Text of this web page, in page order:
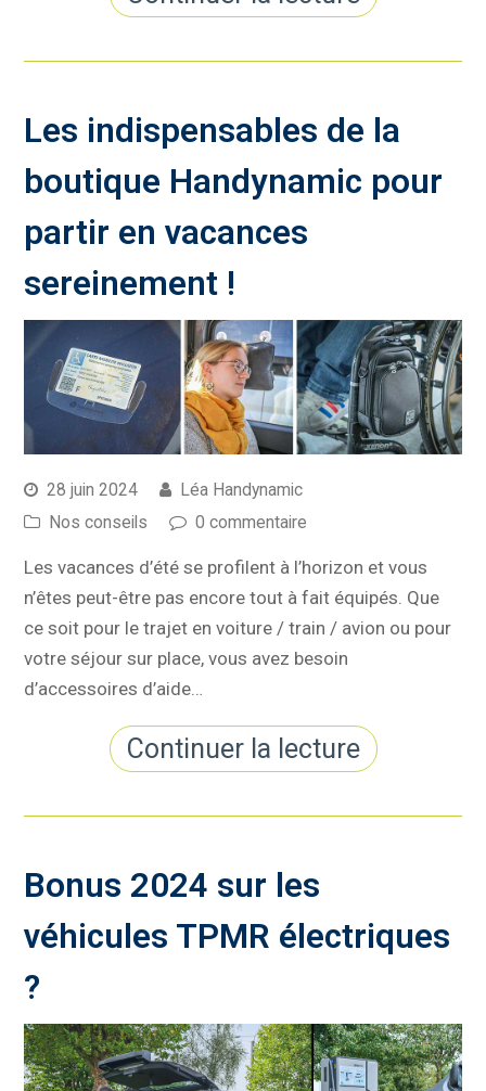
Les indispensables de la
boutique Handynamic pour
partir en vacances
sereinement !
28 juin 2024
Léa Handynamic
Nos conseils
0 commentaire
Les vacances d’été se profilent à l’horizon et vous
n’êtes peut-être pas encore tout à fait équipés. Que
ce soit pour le trajet en voiture / train / avion ou pour
votre séjour sur place, vous avez besoin
d’accessoires d’aide…
Continuer la lecture
Bonus 2024 sur les
véhicules TPMR électriques
?